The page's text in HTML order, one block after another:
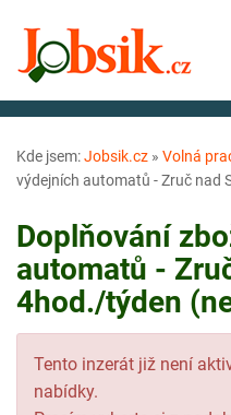
Kde jsem:Jobsik.cz » Volná
výdejních automatů - Zruč nad
Doplňování
automatů -
4hod./týden
Tento inzerát již není
nabídky.